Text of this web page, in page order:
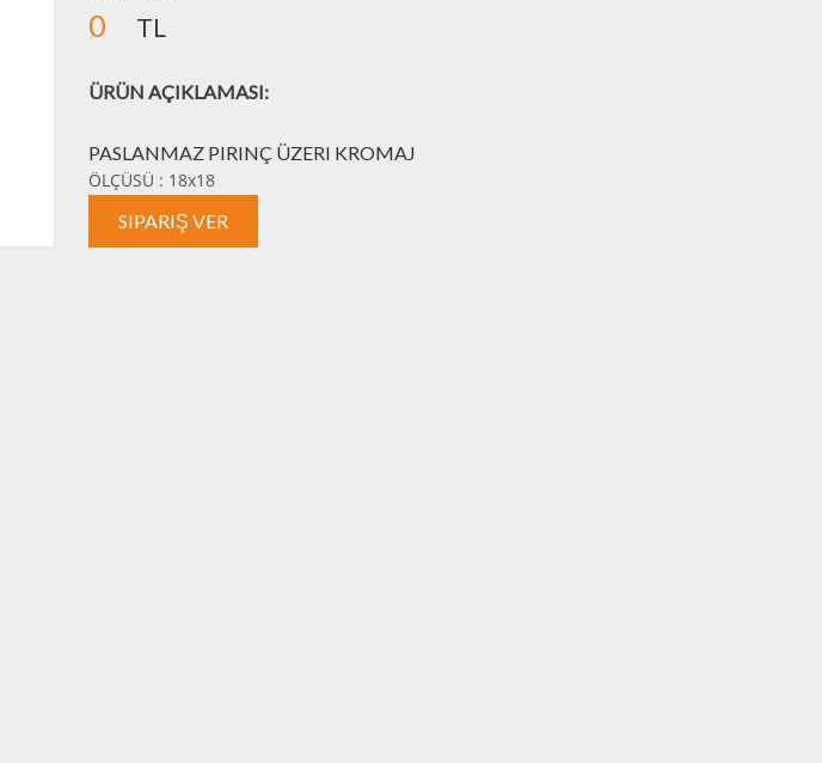
0 TL
ÜRÜN AÇIKLAMASI:
PASLANMAZ PIRINÇ ÜZERI KROMAJ
ÖLÇÜSÜ : 18x18